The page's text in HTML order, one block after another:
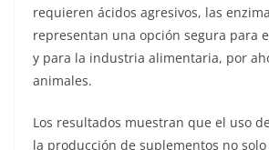
requieren ácidos agresivos, las
representan una opción segura para
y para la industria alimentaria, por
animales.
Los resultados muestran que el uso
la producción de suplementos no